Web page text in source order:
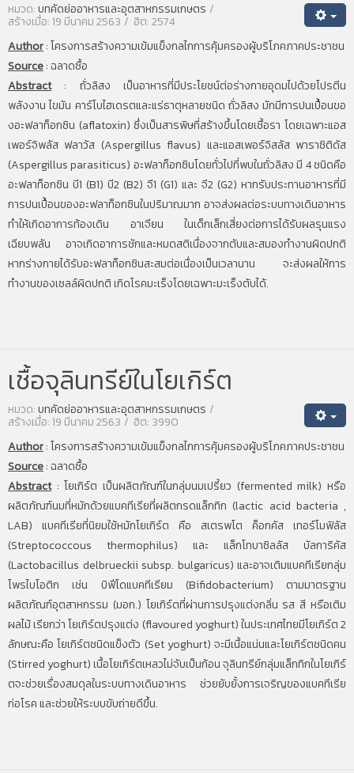
หมวด:บทคัดย่ออาหารและอุตสาหกรรมเกษตร
สร้างเมื่อ: 19 มีนาคม 2563
ฮิต: 2574
Author:โครงการสร้างความเข้มแข็งกลไกการคุ้มครองผู้บริโภคภาคประชาชน
Source:ฉลาดซื้อ
Abstract: ถั่วลิสง เป็นอาหารที่มีประโยชน์ต่อร่างกายอุดมไปด้วยโปรตีน
พลังงาน ไขมัน คาร์โบไฮเดรตและแร่ธาตุหลายชนิด ถั่วลิสง มักมีการปนเปื้อนขอ
งอะฟลาท็อกซิน (aflatoxin) ซึ่งเป็นสารพิษที่สร้างขึ้นโดยเชื้อรา โดยเฉพาะแอส
เพอร์จิพลัส ฟลาวัส (Aspergillus flavus) และแอสเพอร์จิสลัส พาราซิติดัส
(Aspergillus parasiticus) อะฟลาท็อกซินโดยทั่วไปที่พบในถั่วลิสง มี 4 ชนิดคือ
อะฟลาท็อกซิน บี1 (B1) บี2 (B2) จี1 (G1) และ จี2 (G2) หากรับประทานอาหารที่มี
การปนเปื้อนของอะฟลาท็อกซินในปริมาณมาก อาจส่งผลต่อระบบทางเดินอาหาร
ทำให้เกิดอาการท้องเดิน อาเจียน ในเด็กเล็กเสี่ยงต่อการได้รับผลรุนแรง
เฉียบพลัน อาจเกิดอาการชักและหมดสติเนื่องจากตับและสมองทำงานผิดปกติ
หากร่างกายได้รับอะฟลาท็อกซินสะสมต่อเนื่องเป็นเวลานาน จะส่งผลให้การ
ทำงานของเซลล์ผิดปกติ เกิดโรคมะเร็งโดยเฉพาะมะเร็งตับได้.
เชื้อจุลินทรีย์ในโยเกิร์ต
หมวด:บทคัดย่ออาหารและอุตสาหกรรมเกษตร
สร้างเมื่อ: 19 มีนาคม 2563
ฮิต: 3990
Author:โครงการสร้างความเข้มแข็งกลไกการคุ้มครองผู้บริโภคภาคประชาชน
Source:ฉลาดซื้อ
Abstract:โยเกิร์ต เป็นผลิตภัณฑ์ในกลุ่มนมเปรี้ยว (fermented milk) หรือ
ผลิตภัณฑ์นมที่หมักด้วยแบคทีเรียที่ผลิตกรดแล็กทิก (lactic acid bacteria ,
LAB) แบคทีเรียที่นิยมใช้หมักโยเกิร์ต คือ สเตรพโต ค็อกคัส เทอร์โมฟิลัส
(Streptococcous thermophilus) และ แล็กโทบาซิลลัส บัลการิคัส
(Lactobacillus delbrueckii subsp. bulgaricus) และอาจเติมแบคทีเรียกลุ่ม
โพรไบโอติก เช่น บิฟีโดแบคทีเรียม (Bifidobacterium) ตามมาตรฐาน
ผลิตภัณฑ์อุตสาหกรรม (มอก.) โยเกิร์ตที่ผ่านการปรุงแต่งกลิ่น รส สี หรือเติม
ผลไม้ เรียกว่า โยเกิร์ตปรุงแต่ง (flavoured yoghurt) ในประเทศไทยมีโยเกิร์ต 2
ลักษณะคือ โยเกิร์ตชนิดแข็งตัว (Set yoghurt) จะมีเนื้อแน่นและโยเกิร์ตชนิดคน
(Stirred yoghurt) เนื้อโยเกิร์ตเหลวไม่จับเป็นก้อน จุลินทรีย์กลุ่มแล็กทิกในโยเกิร์
ตจะช่วยเรื่องสมดุลในระบบทางเดินอาหาร ช่วยยับยั้งการเจริญของแบคทีเรีย
ก่อโรค และช่วยให้ระบบขับถ่ายดีขึ้น.